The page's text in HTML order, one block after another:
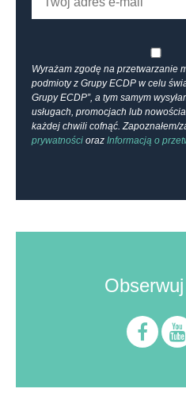
Wyrażam zgodę na przetwarzanie
podmioty z Grupy ECDP w celu
Grupy ECDP”, a tym samym
usługach, promocjach lub
każdej chwili cofnąć. Zapoznałem/
prywatności oraz Informacją o